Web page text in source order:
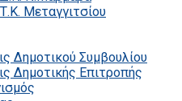
Μεταγγιτσίου
Δημοτικού Συμβουλίου
Δημοτικής Επιτροπής